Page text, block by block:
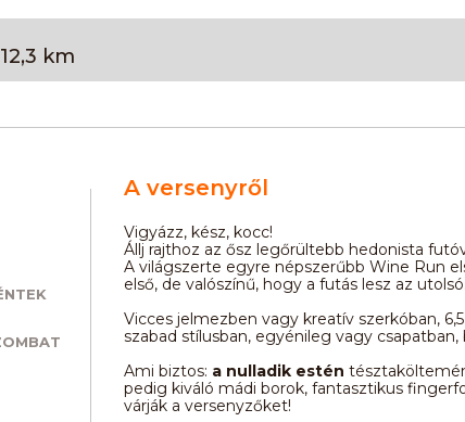
km
A versenyről
Vigyázz, kész, kocc!
Állj rajthoz az ősz legőrültebb hedonista
A világszerte egyre népszerűbb Wine Run
első, de valószínű, hogy a futás lesz az
Vicces jelmezben vagy kreatív szerkóban,
szabad stílusban, egyénileg vagy csapatban,
Ami biztos: a nulladik estén
pedig kiváló mádi borok, fantasztikus
várják a versenyzőket!